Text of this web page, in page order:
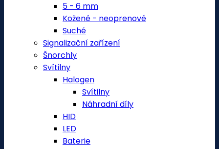
5 - 6 mm
Kožené - neoprenové
Suché
Signalizační zařízení
Šnorchly
Svítilny
Halogen
Svítilny
Náhradní díly
HID
LED
Baterie